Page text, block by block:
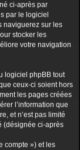
ci-après par
par le logiciel
naviguerez sur les
stocker les
votre navigation
logiciel phpBB tout
ceux-ci soient hors
les pages créées
l’information que
et n’est pas limité
(désignée ci-après
compte ») et les